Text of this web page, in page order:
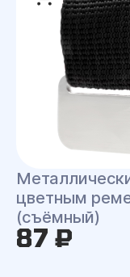
цветным
(съёмный)
87 ₽